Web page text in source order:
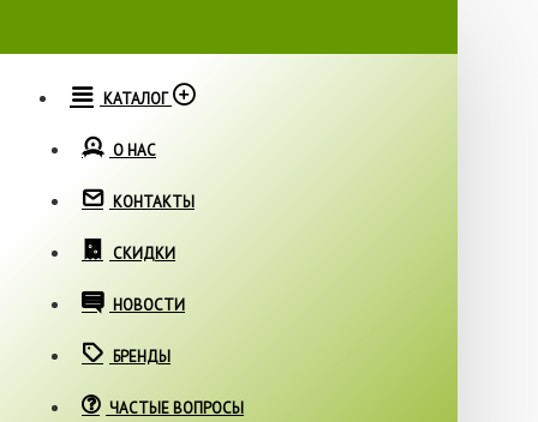
КАТАЛОГ
О НАС
КОНТАКТЫ
СКИДКИ
НОВОСТИ
БРЕНДЫ
ЧАСТЫЕ ВОПРОСЫ